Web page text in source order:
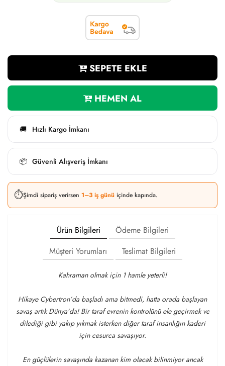
SEPETE EKLE
HEMEN AL
🚚 Hızlı Kargo İmkanı
📦 Güvenli Alışveriş İmkanı
⏱️Şimdi sipariş verirsen 1–3 iş günü içinde kapında.
Ürün Bilgileri
Ödeme Bilgileri
Müşteri Yorumları
Teslimat Bilgileri
Kahraman olmak için 1 hamle yeterli!
Hikaye Cybertron’da başladı ama bitmedi, hatta orada başlayan
savaş artık Dünya’da! Bir taraf evrenin kontrolünü ele geçirmek ve
dilediği gibi yakıp yıkmak isterken diğer taraf insanlığın kaderi
için cesurca savaşıyor.
En güçlülerin savaşında kazanan kim olacak bilinmiyor ancak